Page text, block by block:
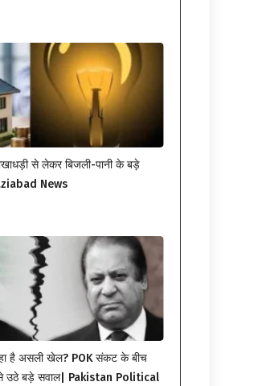
से लेकर बिजली-पानी के बड़े
News
है असली खेल? POK संकट के बीच
से उठे बड़े सवाल| Pakistan Political